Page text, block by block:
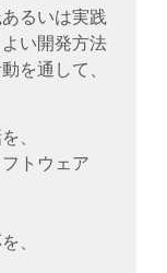
るいは実践
い開発方法
を通して、
、
トウェア
、